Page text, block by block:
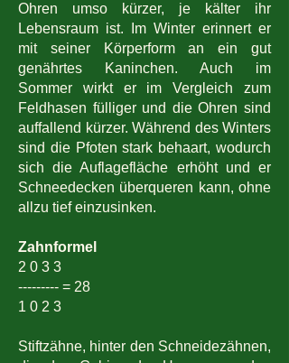
Ohren umso kürzer, je kälter ihr
Lebensraum ist. Im Winter erinnert er
mit seiner Körperform an ein gut
genährtes Kaninchen. Auch im
Sommer wirkt er im Vergleich zum
Feldhasen fülliger und die Ohren sind
auffallend kürzer. Während des Winters
sind die Pfoten stark behaart, wodurch
sich die Auflagefläche erhöht und er
Schneedecken überqueren kann, ohne
allzu tief einzusinken.
Zahnformel
2 0 3 3
--------- = 28
1 0 2 3
Stiftzähne, hinter den Schneidezähnen,